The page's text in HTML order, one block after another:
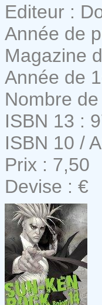
Editeur :
Année de
Magazine
Année de
Nombre
ISBN 13 :
ISBN 10 /
Prix : 7,50
Devise : €